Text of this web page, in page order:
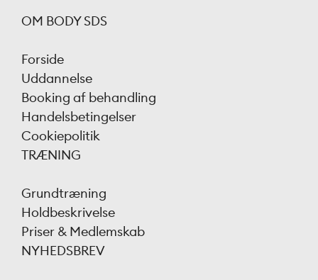
OM BODY SDS
Forside
Uddannelse
Booking af behandling
Handelsbetingelser
Cookiepolitik
TRÆNING
Grundtræning
Holdbeskrivelse
Priser & Medlemskab
NYHEDSBREV